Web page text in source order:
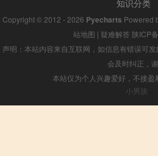
知识分类
Copyright © 2012 - 2026 Pyecharts Powered
站地图 | 疑难解答 陕ICP
声明：本站内容来自互联网，如信息有错误可
会及时纠正，
本站仅为个人兴趣爱好，不接盈
小男孩